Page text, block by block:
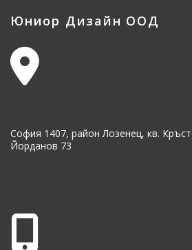
Юниор Дизайн ООД
София 1407, район Лозенец, кв.
Йорданов 73